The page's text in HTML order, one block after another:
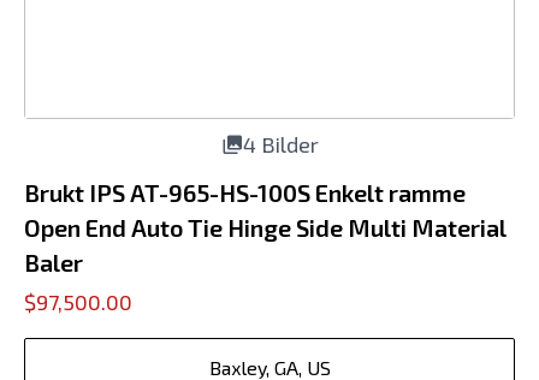
4 Bilder
Brukt IPS AT-965-HS-100S Enkelt ramme
Open End Auto Tie Hinge Side Multi Material
Baler
$97,500.00
Baxley, GA, US